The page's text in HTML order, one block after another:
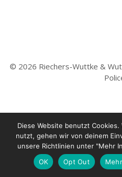
© 2026 Riechers-Wuttke &
Diese Website benutzt
nutzt, gehen wir von deinem
unsere Richtlinien unter "Mehr
OK
Opt Out